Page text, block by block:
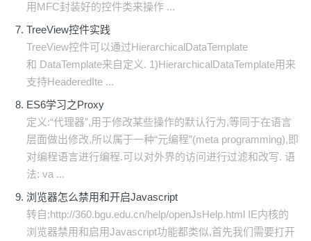
用MFC封装好的控件类来操作 ...
TreeView控件实践
TreeView控件可以通过HierarchicalDataTemplate
和 DataTemplate来自定义. 1)HierarchicalDataTemplate用来
支持HeaderedIte ...
ES6学习之Proxy
定义:“代理器”,用于修改某些操作的默认行为,等同于在语言
层面做出修改,所以属于一种“元编程”(meta programming),即
对编程语言进行编程.可以对外界的访问进行过滤和改写. 语
法: va ...
浏览器怎么禁用和开启Javascript
转自;http://360.bgu.edu.cn/help/openJsHelp.html IE内核的
浏览器禁用和启用Javascript功能都类似,首先我们需要打开